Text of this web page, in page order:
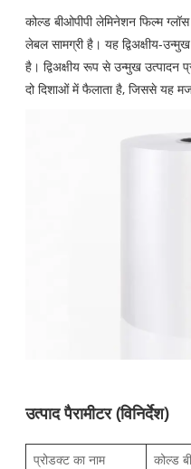
कोल्ड बीओपीपी लेमिनेशन फिल्म
लेबल सामग्री है। यह द्विअक्षीय-
है। द्विअक्षीय रूप से उन्मुख उत्पादन
दो दिशाओं में फैलाता है, जिससे यह
उत्पाद पैरामीटर (विनिर्देश)
प्रोडक्ट का नाम
कोल्ड